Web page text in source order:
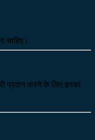
चाहिए।
प्रदान करने के लिए इनका